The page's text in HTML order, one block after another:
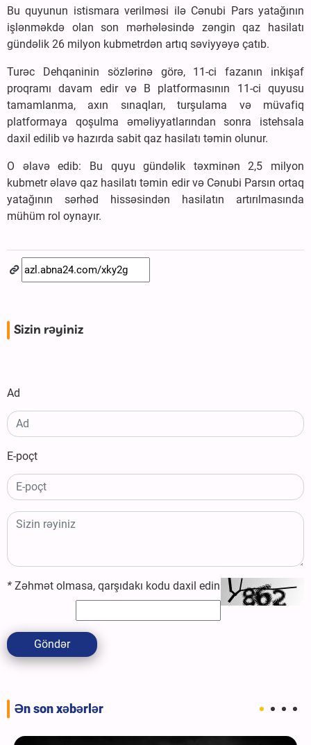
Bu quyunun istismara verilməsi ilə Cənubi Pars yatağının
işlənməkdə olan son mərhələsində zəngin qaz hasilatı
gündəlik 26 milyon kubmetrdən artıq səviyyəyə çatıb.
Turəc Dehqaninin sözlərinə görə, 11-ci fazanın inkişaf
proqramı davam edir və B platformasının 11-ci quyusu
tamamlanma, axın sınaqları, turşulama və müvafiq
platformaya qoşulma əməliyyatlarından sonra istehsala
daxil edilib və hazırda sabit qaz hasilatı təmin olunur.
O əlavə edib: Bu quyu gündəlik təxminən 2,5 milyon
kubmetr əlavə qaz hasilatı təmin edir və Cənubi Parsın ortaq
yatağının sərhəd hissəsindən hasilatın artırılmasında
mühüm rol oynayır.
Sizin rəyiniz
Ad
E-poçt
* Zəhmət olmasa, qarşıdakı kodu daxil edin
Göndər
Ən son xəbərlər